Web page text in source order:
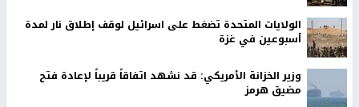
الولايات المتحدة تضغط على اسرائيل لوقف إطلاق نار لمدة
أسبوعين في غزة
وزير الخزانة الأمريكي: قد نشهد اتفاقاً قريباً لإعادة فتح
مضيق هرمز